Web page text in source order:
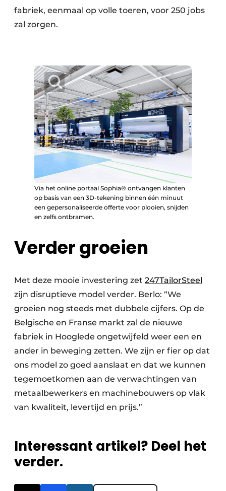
fabriek, eenmaal op volle toeren, voor 250 jobs
zal zorgen.
Via het online portaal Sophia® ontvangen klanten
op basis van een 3D-tekening binnen één minuut
een gepersonaliseerde offerte voor plooien, snijden
en zelfs ontbramen.
Verder groeien
Met deze mooie investering zet 247TailorSteel
zijn disruptieve model verder. Berlo: “We
groeien nog steeds met dubbele cijfers. Op de
Belgische en Franse markt zal de nieuwe
fabriek in Hooglede ongetwijfeld weer een en
ander in beweging zetten. We zijn er fier op dat
ons model zo goed aanslaat en dat we kunnen
tegemoetkomen aan de verwachtingen van
metaalbewerkers en machinebouwers op vlak
van kwaliteit, levertijd en prijs.”
Interessant artikel? Deel het
verder.